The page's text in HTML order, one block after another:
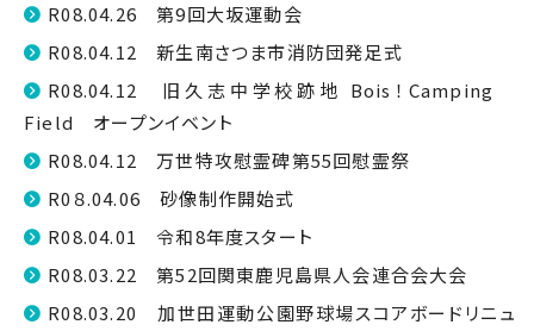
R08.04.26 第9回大坂運動会
R08.04.12 新生南さつま市消防団発足式
R08.04.12 旧久志中学校跡地 Bois！Camping
Field オープンイベント
R08.04.12 万世特攻慰霊碑第55回慰霊祭
R0８.04.06 砂像制作開始式
R08.04.01 令和8年度スタート
R08.03.22 第52回関東鹿児島県人会連合会大会
R08.03.20 加世田運動公園野球場スコアボードリニュ